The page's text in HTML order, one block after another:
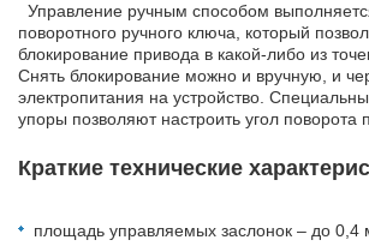
Управление ручным способом
поворотного ручного ключа, который
блокирование привода в какой-либо из
Снять блокирование можно и вручную, и
электропитания на устройство.
упоры позволяют настроить угол поворота
Краткие технические
площадь управляемых заслонок – до 0,4